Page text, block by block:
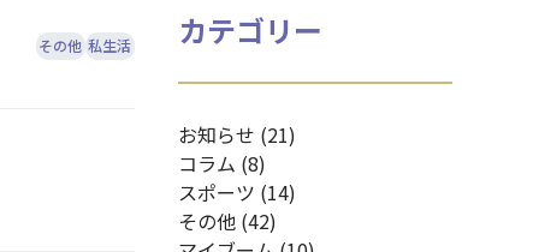
その他 私生活 カテゴリー
お知らせ (21)
コラム (8)
スポーツ (14)
その他 (42)